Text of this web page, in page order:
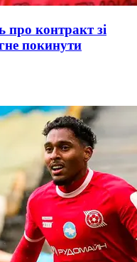
про контракт зі
покинути